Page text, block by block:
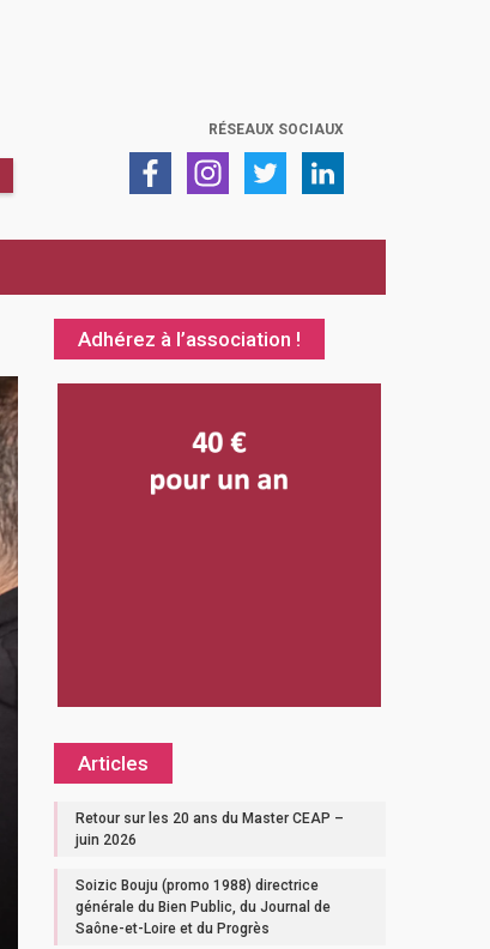
RÉSEAUX SOCIAUX
Adhérez à l’association !
Articles
Retour sur les 20 ans du Master CEAP –
juin 2026
Soizic Bouju (promo 1988) directrice
générale du Bien Public, du Journal de
Saône-et-Loire et du Progrès